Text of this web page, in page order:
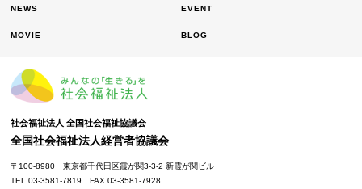
NEWS EVENT
MOVIE BLOG
社会福祉法人 全国社会福祉協議会
全国社会福祉法人経営者協議会
〒100-8980東京都千代田区霞が関3-3-2 新霞が関ビル
TEL.03-3581-7819 FAX.03-3581-7928